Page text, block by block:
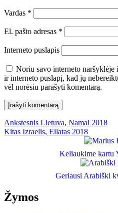
Vardas *
El. pašto adresas *
Interneto puslapis
Noriu savo interneto naršyklėje
ir interneto puslapį, kad jų
vėl norėsiu parašyti komentarą.
Navigacija
tarp
Ankstesnis Ankstesnis
įrašas:
Lietuva, Namai 2018
Kitas Kitas
Izraelis, Eilatas 2018
Keliaukime kartu
Geriausi Arabiški
Žymos